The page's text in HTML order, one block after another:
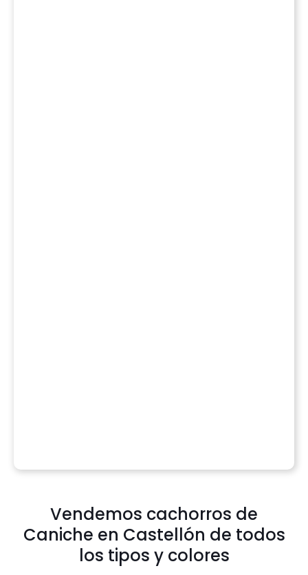
Vendemos cachorros de
Caniche en Castellón de todos
los tipos y colores